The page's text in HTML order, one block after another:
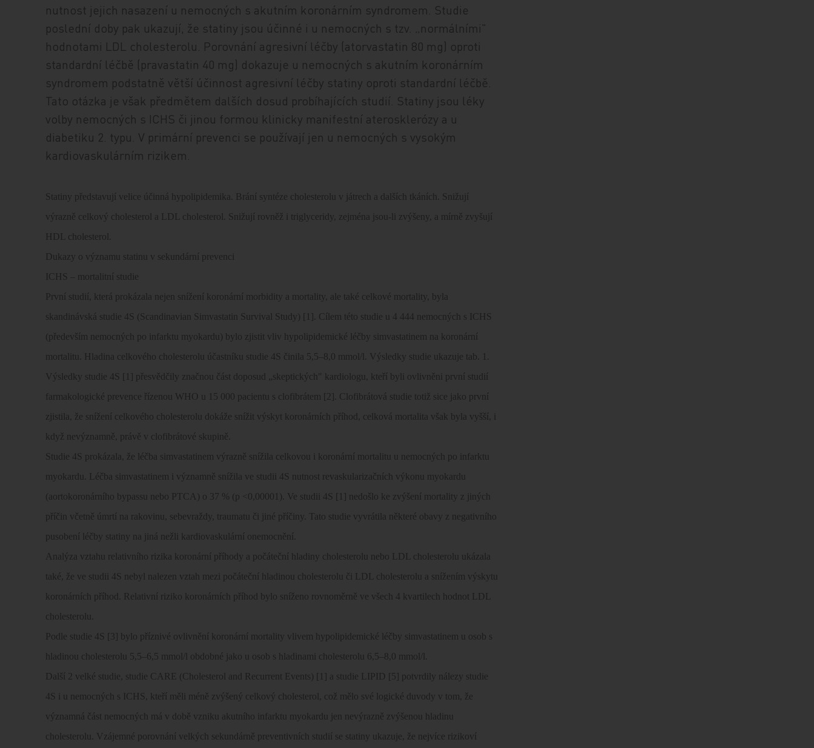
nutnost jejich nasazení u nemocných s akutním koronárním syndromem. Studie
poslední doby pak ukazují, že statiny jsou účinné i u nemocných s tzv. „normálními"
hodnotami LDL cholesterolu. Porovnání agresivní léčby (atorvastatin 80 mg) oproti
standardní léčbě (pravastatin 40 mg) dokazuje u nemocných s akutním koronárním
syndromem podstatně větší účinnost agresivní léčby statiny oproti standardní léčbě.
Tato otázka je však předmětem dalších dosud probíhajících studií. Statiny jsou léky
volby nemocných s ICHS či jinou formou klinicky manifestní aterosklerózy a u
diabetiku 2. typu. V primární prevenci se používají jen u nemocných s vysokým
kardiovaskulárním rizikem.
Statiny představují velice účinná hypolipidemika. Brání syntéze cholesterolu v játrech a dalších tkáních. Snižují
výrazně celkový cholesterol a LDL cholesterol. Snižují rovněž i triglyceridy, zejména jsou-li zvýšeny, a mírně zvyšují
HDL cholesterol.
Dukazy o významu statinu v sekundární prevenci
ICHS – mortalitní studie
První studií, která prokázala nejen snížení koronární morbidity a mortality, ale také celkové mortality, byla
skandinávská studie 4S (Scandinavian Simvastatin Survival Study) [1]. Cílem této studie u 4 444 nemocných s ICHS
(především nemocných po infarktu myokardu) bylo zjistit vliv hypolipidemické léčby simvastatinem na koronární
mortalitu. Hladina celkového cholesterolu účastníku studie 4S činila 5,5–8,0 mmol/l. Výsledky studie ukazuje tab. 1.
Výsledky studie 4S [1] přesvědčily značnou část doposud „skeptických" kardiologu, kteří byli ovlivněni první studií
farmakologické prevence řízenou WHO u 15 000 pacientu s clofibrátem [2]. Clofibrátová studie totiž sice jako první
zjistila, že snížení celkového cholesterolu dokáže snížit výskyt koronárních příhod, celková mortalita však byla vyšší, i
když nevýznamně, právě v clofibrátové skupině.
Studie 4S prokázala, že léčba simvastatinem výrazně snížila celkovou i koronární mortalitu u nemocných po infarktu
myokardu. Léčba simvastatinem i významně snížila ve studii 4S nutnost revaskularizačních výkonu myokardu
(aortokoronárního bypassu nebo PTCA) o 37 % (p <0,00001). Ve studii 4S [1] nedošlo ke zvýšení mortality z jiných
příčin včetně úmrtí na rakovinu, sebevraždy, traumatu či jiné příčiny. Tato studie vyvrátila některé obavy z negativního
pusobení léčby statiny na jiná nežli kardiovaskulární onemocnění.
Analýza vztahu relativního rizika koronární příhody a počáteční hladiny cholesterolu nebo LDL cholesterolu ukázala
také, že ve studii 4S nebyl nalezen vztah mezi počáteční hladinou cholesterolu či LDL cholesterolu a snížením výskytu
koronárních příhod. Relativní riziko koronárních příhod bylo sníženo rovnoměrně ve všech 4 kvartilech hodnot LDL
cholesterolu.
Podle studie 4S [3] bylo příznivé ovlivnění koronární mortality vlivem hypolipidemické léčby simvastatinem u osob s
hladinou cholesterolu 5,5–6,5 mmol/l obdobné jako u osob s hladinami cholesterolu 6,5–8,0 mmol/l.
Další 2 velké studie, studie CARE (Cholesterol and Recurrent Events) [1] a studie LIPID [5] potvrdily nálezy studie
4S i u nemocných s ICHS, kteří měli méně zvýšený celkový cholesterol, což mělo své logické duvody v tom, že
významná část nemocných má v době vzniku akutního infarktu myokardu jen nevýrazně zvýšenou hladinu
cholesterolu. Vzájemné porovnání velkých sekundárně preventivních studií se statiny ukazuje, že nejvíce rizikoví